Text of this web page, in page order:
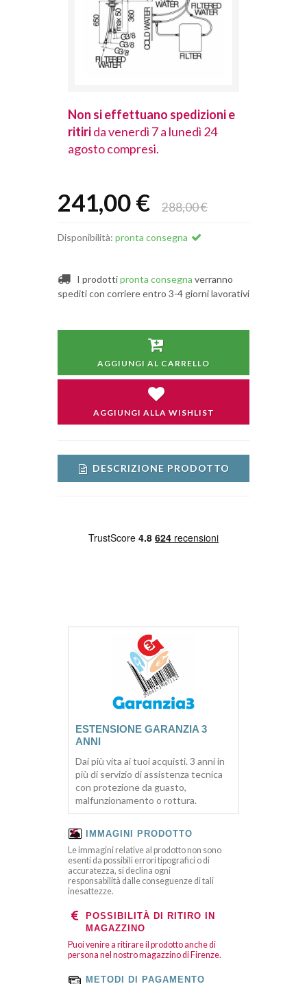
Non si effettuano spedizioni e
ritirida venerdì 7 a lunedì 24
agosto compresi.
241,00 € 288,00 €
Disponibilità: pronta consegna
I prodottipronta consegna verranno
spediti con corriere entro 3-4 giorni lavorativi
AGGIUNGI AL CARRELLO
AGGIUNGI ALLA WISHLIST
DESCRIZIONE PRODOTTO
ESTENSIONE GARANZIA 3
ANNI
Dai più vita ai tuoi acquisti. 3 anni in
più di servizio di assistenza tecnica
con protezione da guasto,
malfunzionamento o rottura.
IMMAGINI PRODOTTO
Le immagini relative al prodotto non sono
esenti da possibili errori tipografici o di
accuratezza, si declina ogni
responsabilità dalle conseguenze di tali
inesattezze.
POSSIBILITÀ DI RITIRO IN
MAGAZZINO
Puoi venire a ritirare il prodotto anche di
persona nel nostro magazzino di Firenze.
METODI DI PAGAMENTO